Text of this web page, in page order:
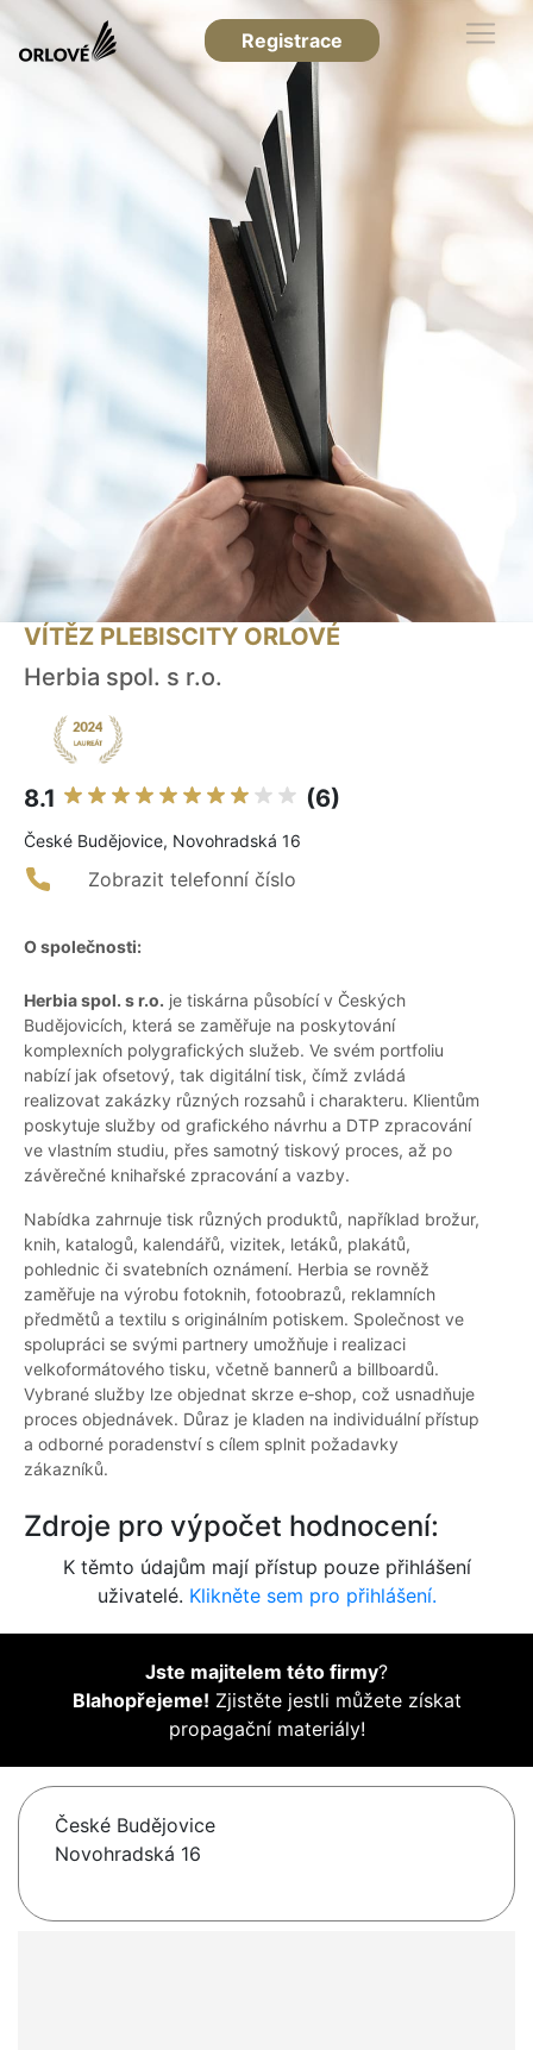
Registrace
VÍTĚZ PLEBISCITY ORLOVÉ
Herbia spol. s r.o.
8.1 (6)
České Budějovice, Novohradská 16
Zobrazit telefonní číslo
O společnosti:
Herbia spol. s r.o. je tiskárna působící v Českých
Budějovicích, která se zaměřuje na poskytování
komplexních polygrafických služeb. Ve svém portfoliu
nabízí jak ofsetový, tak digitální tisk, čímž zvládá
realizovat zakázky různých rozsahů i charakteru. Klientům
poskytuje služby od grafického návrhu a DTP zpracování
ve vlastním studiu, přes samotný tiskový proces, až po
závěrečné knihařské zpracování a vazby.
Nabídka zahrnuje tisk různých produktů, například brožur,
knih, katalogů, kalendářů, vizitek, letáků, plakátů,
pohlednic či svatebních oznámení. Herbia se rovněž
zaměřuje na výrobu fotoknih, fotoobrazů, reklamních
předmětů a textilu s originálním potiskem. Společnost ve
spolupráci se svými partnery umožňuje i realizaci
velkoformátového tisku, včetně bannerů a billboardů.
Vybrané služby lze objednat skrze e‑shop, což usnadňuje
proces objednávek. Důraz je kladen na individuální přístup
a odborné poradenství s cílem splnit požadavky
zákazníků.
Zdroje pro výpočet hodnocení:
K těmto údajům mají přístup pouze přihlášení
uživatelé. Klikněte sem pro přihlášení.
Jste majitelem této firmy?
Blahopřejeme! Zjistěte jestli můžete získat
propagační materiály!
České Budějovice
Novohradská 16